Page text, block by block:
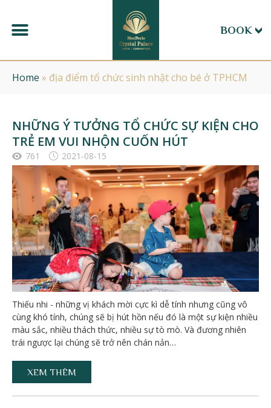
BOOK
Home » địa điểm tổ chức sinh nhật cho bé ở TPHCM
NHỮNG Ý TƯỞNG TỔ CHỨC SỰ KIỆN CHO
TRẺ EM VUI NHỘN CUỐN HÚT
761 2021-08-15
Thiếu nhi - những vị khách mời cực kì dễ tính nhưng cũng vô
cùng khó tính, chúng sẽ bị hút hồn nếu đó là một sự kiện nhiều
màu sắc, nhiều thách thức, nhiều sự tò mò. Và đương nhiên
trái ngược lại chúng sẽ trở nên chán nản…
XEM THÊM